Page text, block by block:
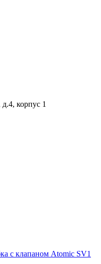
корпус 1
с клапаном Atomic SV1